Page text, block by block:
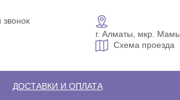
звонок
г. Алматы, мкр.
Схема проезда
ДОСТАВКИ И ОПЛАТА